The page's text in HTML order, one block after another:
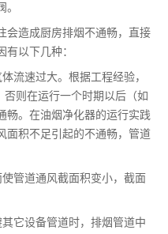
会造成厨房排烟不通畅，直接
以下几种：
流速过大。根据工程经验，
则在运行一个时期以后（如
畅。在油烟净化器的运行实践
面积不足引起的不通畅，管道
管道通风截面积变小，截面
它设备管道时，排烟管道中